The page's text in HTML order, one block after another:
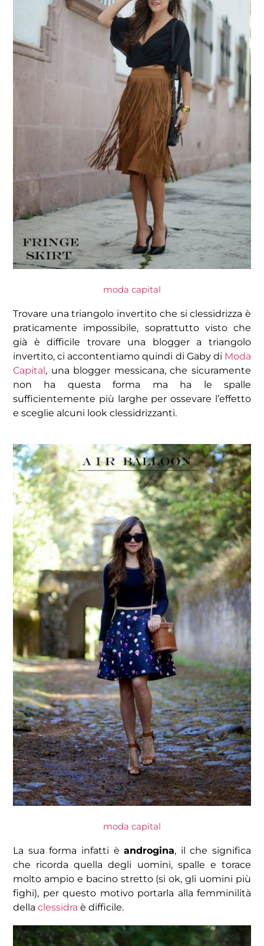
moda capital
Trovare una triangolo invertito che si clessidrizza è
praticamente impossibile, soprattutto visto che
già è difficile trovare una blogger a triangolo
invertito, ci accontentiamo quindi di Gaby di Moda
Capital, una blogger messicana, che sicuramente
non ha questa forma ma ha le spalle
sufficientemente più larghe per ossevare l’effetto
e sceglie alcuni look clessidrizzanti.
moda capital
La sua forma infatti èandrogina, il che significa
che ricorda quella degli uomini, spalle e torace
molto ampio e bacino stretto (si ok, gli uomini più
fighi), per questo motivo portarla alla femminilità
della clessidra è difficile.